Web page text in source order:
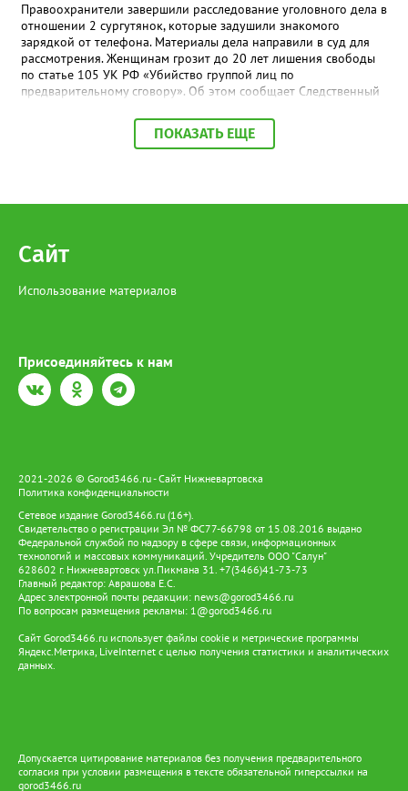
Правоохранители завершили расследование уголовного дела в
отношении 2 сургутянок, которые задушили знакомого
зарядкой от телефона. Материалы дела направили в суд для
рассмотрения. Женщинам грозит до 20 лет лишения свободы
по статье 105 УК РФ «Убийство группой лиц по
предварительному сговору». Об этом сообщает Следственный
2024 года. По версии следствия, женщины находились в
квартире потерпевшего и употребляли спиртные напитки и
вину.
ПОКАЗАТЬ ЕЩЕ
Сайт
Использование материалов
Присоединяйтесь к нам
2021-2026 © Gorod3466.ru - Сайт Нижневартовска
Политика конфиденциальности
Сетевое издание Gorod3466.ru (16+).
Свидетельство о регистрации Эл № ФС77-66798 от 15.08.2016 выдано
Федеральной службой по надзору в сфере связи, информационных
технологий и массовых коммуникаций. Учредитель ООО "Салун"
628602 г. Нижневартовск ул.Пикмана 31. +7(3466)41-73-73
Главный редактор: Аврашова Е.С.
Адрес электронной почты редакции: news@gorod3466.ru
По вопросам размещения рекламы: 1@gorod3466.ru
Сайт Gorod3466.ru использует файлы cookie и метрические программы
Яндекс.Метрика, LiveInternet с целью получения статистики и аналитических
данных.
Допускается цитирование материалов без получения предварительного
согласия при условии размещения в тексте обязательной гиперссылки на
gorod3466.ru